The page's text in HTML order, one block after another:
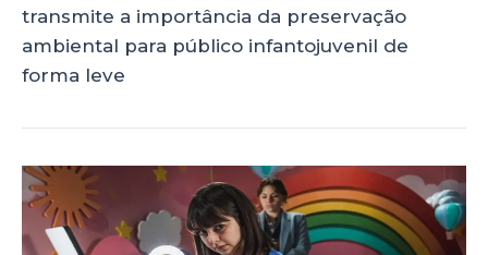
transmite a importância da preservação
ambiental para público infantojuvenil de
forma leve